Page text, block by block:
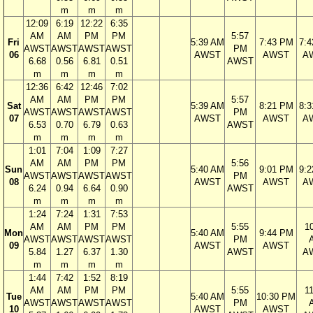
m
m
m
Fri
06
12:09
AM
AWST
6.68
m
6:19
AM
AWST
0.56
m
12:22
PM
AWST
6.81
m
6:35
PM
AWST
0.51
m
5:39 AM
AWST
5:57
PM
AWST
7:43 PM
AWST
Sat
07
12:36
AM
AWST
6.53
m
6:42
AM
AWST
0.70
m
12:46
PM
AWST
6.79
m
7:02
PM
AWST
0.63
m
5:39 AM
AWST
5:57
PM
AWST
8:21 PM
AWST
Sun
08
1:01
AM
AWST
6.24
m
7:04
AM
AWST
0.94
m
1:09
PM
AWST
6.64
m
7:27
PM
AWST
0.90
m
5:40 AM
AWST
5:56
PM
AWST
9:01 PM
AWST
Mon
09
1:24
AM
AWST
5.84
m
7:24
AM
AWST
1.27
m
1:31
PM
AWST
6.37
m
7:53
PM
AWST
1.30
m
5:40 AM
AWST
5:55
PM
AWST
9:44 PM
AWST
Tue
10
1:44
AM
AWST
7:42
AM
AWST
1:52
PM
AWST
8:19
PM
AWST
5:40 AM
AWST
5:55
PM
10:30 PM
AWST